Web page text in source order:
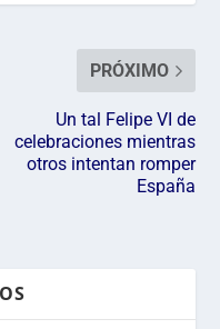
PRÓXIMO
Un tal Felipe VI de
celebraciones mientras
otros intentan romper
España